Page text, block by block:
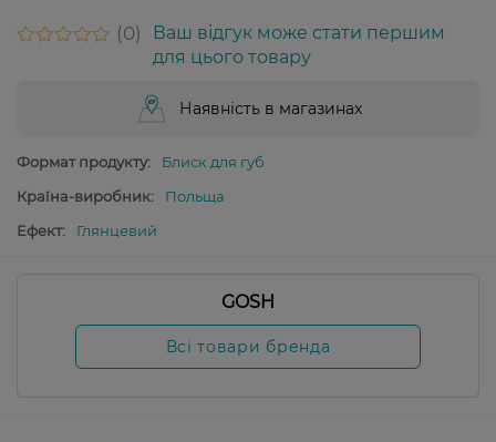
0
Ваш відгук може стати першим
для цього товару
Наявність в магазинах
Формат продукту:
Блиск для губ
Країна-виробник:
Польща
Ефект:
Глянцевий
GOSH
Всі товари бренда